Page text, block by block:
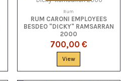
Rum
RUM CARONI EMPLOYEES
BESDEO "DICKY" RAMSARRAN
2000
700,00 €
View